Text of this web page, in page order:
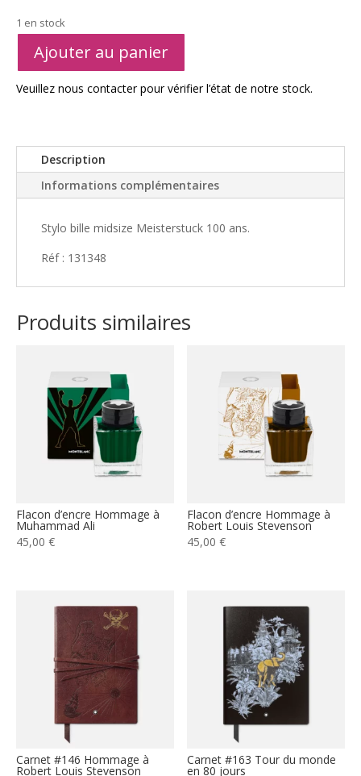
1 en stock
Ajouter au panier
e
t
i
e
Veuillez nous contacter pour vérifier l’état de notre stock.
Description
Informations complémentaires
Stylo bille midsize Meisterstuck 100 ans.
Réf : 131348
Produits similaires
Flacon d’encre Hommage à
Muhammad Ali
45,00 €
Flacon d’encre Hommage à
Robert Louis Stevenson
45,00€
Carnet #146 Hommage à
Robert Louis Stevenson
Carnet #163 Tour du monde
en 80 jours